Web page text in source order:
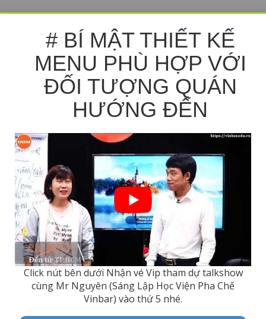
# BÍ MẬT THIẾT KẾ
MENU PHÙ HỢP VỚI
ĐỐI TƯỢNG QUÁN
HƯỚNG ĐẾN
Click nút bên dưới Nhận vé Vip tham dự talkshow
cùng Mr Nguyên (Sáng Lập Học Viện Pha Chế
Vinbar) vào thứ 5 nhé.